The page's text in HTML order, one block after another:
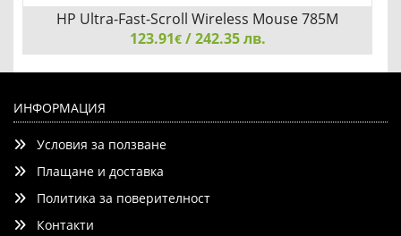
HP Ultra-Fast-Scroll Wireless Mouse 785M
123.91€/ 242.35 лв.
ИНФОРМАЦИЯ
Условия за ползване
Плащане и доставка
Политика за поверителност
Контакти